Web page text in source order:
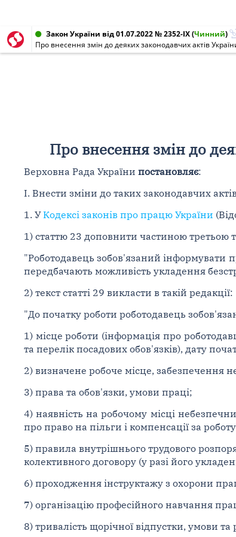
Закон України від 01.07.2022 № 2352-IX(Чинний)
Про внесення змін до деяких законодавчих актів